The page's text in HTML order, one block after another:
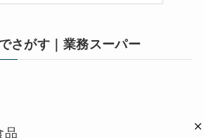
さがす｜業務スーパー
品